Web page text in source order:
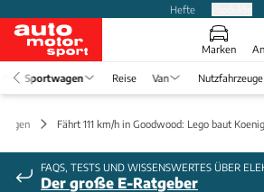
Hefte
Marken
Sportwagen Reise Van Nutzfahrzeuge
Fährt 111 km/h in Goodwood: Lego baut
FAQS, TESTS UND WISSENSWERTES ÜBER
Der große E-Ratgeber